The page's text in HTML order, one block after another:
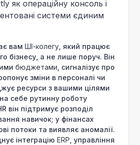
як операційну консоль і
системи єдиним
вам ШІ-колегу , який працює
бізнесу, а не лише поруч. Він
бюджетами , сигналізує про
зміни в персоналі чи
ресурси з вашими цілями
себе рутинну роботу
він підтримує розподіл
навичок; у фінансах
потоки та виявляє аномалії.
інтеграцію ERP , управління